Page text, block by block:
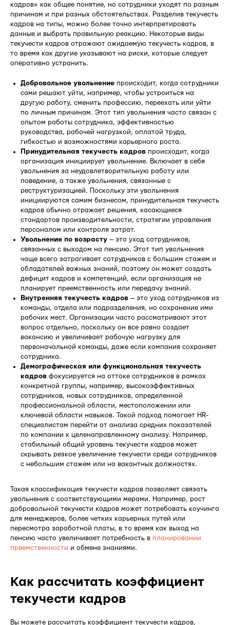
кадров» как общее понятие, но сотрудники уходят по разным
причинам и при разных обстоятельствах. Разделив текучесть
кадров на типы, можно более точно интерпретировать
данные и выбрать правильную реакцию. Некоторые виды
текучести кадров отражают ожидаемую текучесть кадров, в
то время как другие указывают на риски, которые следует
оперативно устранить.
Добровольное увольнение происходит, когда сотрудники
сами решают уйти, например, чтобы устроиться на
другую работу, сменить профессию, переехать или уйти
по личным причинам. Этот тип увольнения часто связан с
опытом работы сотрудника, эффективностью
руководства, рабочей нагрузкой, оплатой труда,
гибкостью и возможностями карьерного роста.
Принудительная текучесть кадров происходит, когда
организация инициирует увольнение. Включает в себя
увольнения за неудовлетворительную работу или
поведение, а также увольнения, связанные с
реструктуризацией. Поскольку эти увольнения
инициируются самим бизнесом, принудительная текучесть
кадров обычно отражает решения, касающиеся
стандартов производительности, стратегии управления
персоналом или контроля затрат.
Увольнение по возрасту — это уход сотрудников,
связанных с выходом на пенсию. Этот тип увольнения
чаще всего затрагивает сотрудников с большим стажем и
обладателей важных знаний, поэтому он может создать
дефицит кадров и компетенций, если организация не
планирует преемственность или передачу знаний.
Внутренняя текучесть кадров — это уход сотрудников из
команды, отдела или подразделения, но сохранение ими
рабочих мест. Организации часто рассматривают этот
вопрос отдельно, поскольку он все равно создает
вакансию и увеличивает рабочую нагрузку для
первоначальной команды, даже если компания сохраняет
сотрудника.
Демографическая или функциональная текучесть
кадров фокусируется на оттоке сотрудников в рамках
конкретной группы, например, высокоэффективных
сотрудников, новых сотрудников, определенной
профессиональной области, местоположении или
ключевой области навыков. Такой подход помогает HR-
специалистам перейти от анализа средних показателей
по компании к целенаправленному анализу. Например,
стабильный общий уровень текучести кадров может
скрывать резкое увеличение текучести среди сотрудников
с небольшим стажем или на вакантных должностях.
Такая классификация текучести кадров позволяет связать
увольнения с соответствующими мерами. Например, рост
добровольной текучести кадров может потребовать коучинга
для менеджеров, более четких карьерных путей или
пересмотра заработной платы, в то время как выход на
пенсию часто увеличивает потребность в планировании
преемственности и обмене знаниями.
Как рассчитать коэффициент
текучести кадров
Вы можете рассчитать коэффициент текучести кадров,